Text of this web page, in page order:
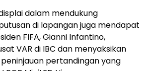
dalam mendukung
di lapangan juga mendapat
FIFA, Gianni Infantino,
VAR di IBC dan menyaksikan
pertandingan yang